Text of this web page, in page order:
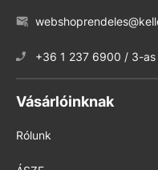
+36 1 237 6900 / 3-as
Vásárlóinknak
Rólunk